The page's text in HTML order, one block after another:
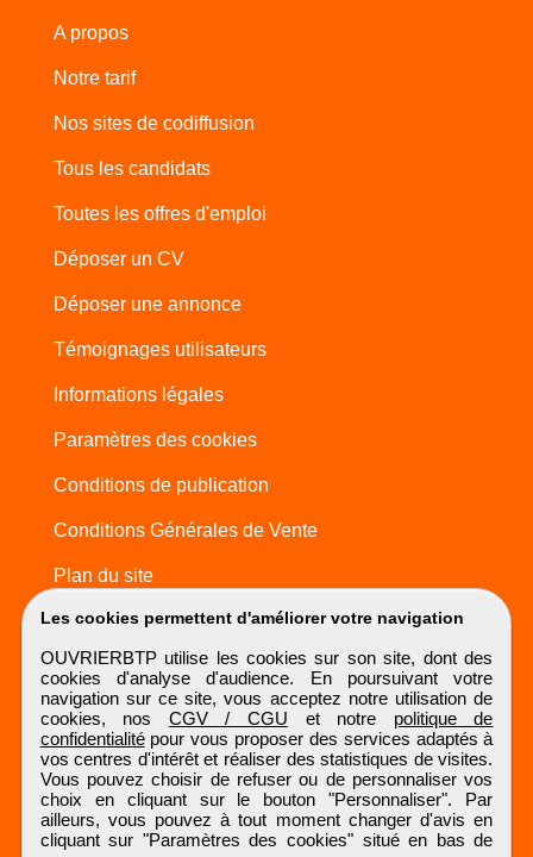
Les cookies permettent d'améliorer votre navigation
OUVRIERBTP utilise les cookies sur son site, dont des
cookies d'analyse d'audience. En poursuivant votre
navigation sur ce site, vous acceptez notre utilisation de
cookies, nos CGV / CGU et notre politique de
confidentialitépour vous proposer des services adaptés à
vos centres d'intérêt et réaliser des statistiques de visites.
Vous pouvez choisir de refuser ou de personnaliser vos
choix en cliquant sur le bouton "Personnaliser". Par
ailleurs, vous pouvez à tout moment changer d'avis en
cliquant sur "Paramètres des cookies" situé en bas de
A propos
Notre tarif
Nos sites de codiffusion
Tous les candidats
Toutes les offres d'emploi
Déposer un CV
Déposer une annonce
Témoignages utilisateurs
Informations légales
Paramètres des cookies
Conditions de publication
Conditions Générales de Vente
Plan du site